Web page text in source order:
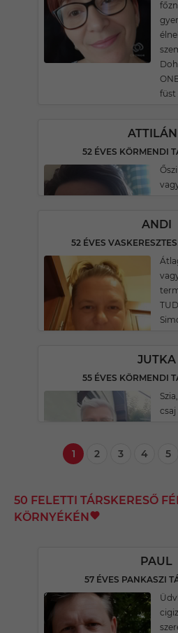
füst
52 ÉVES KÖRMENDI
ANDI
52 ÉVES
JUTKA
55 ÉVES KÖRMENDI
csaj
1 2 3 4 5
50 FELETTI TÁRSKERESŐ
KÖRNYÉKÉN
PAUL
57 ÉVES PANKASZI